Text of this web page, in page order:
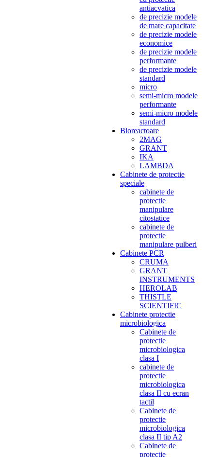
antiacvatica
de precizie modele
de mare capacitate
de precizie modele
economice
de precizie modele
performante
de precizie modele
standard
micro
semi-micro modele
performante
semi-micro modele
standard
Bioreactoare
2MAG
GRANT
IKA
LAMBDA
Cabinete de protectie
speciale
cabinete de
protectie
manipulare
citostatice
cabinete de
protectie
manipulare pulberi
Cabinete PCR
CRUMA
GRANT
INSTRUMENTS
HEROLAB
THISTLE
SCIENTIFIC
Cabinete protectie
microbiologica
Cabinete de
protectie
microbiologica
clasa I
cabinete de
protectie
microbiologica
clasa II cu ecran
tactil
Cabinete de
protectie
microbiologica
clasa II tip A2
Cabinete de
protectie